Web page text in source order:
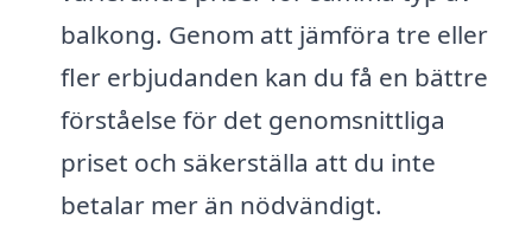
balkong. Genom att jämföra tre eller
fler erbjudanden kan du få en bättre
förståelse för det genomsnittliga
priset och säkerställa att du inte
betalar mer än nödvändigt.